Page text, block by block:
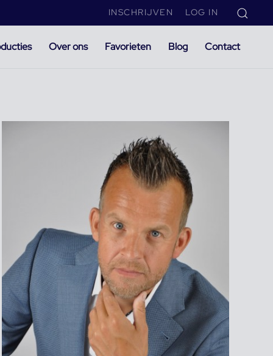
INSCHRIJVEN LOG IN
Over ons Favorieten Blog Contact